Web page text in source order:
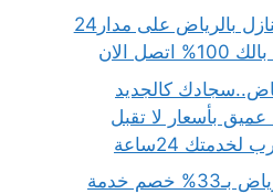
شركة صيانة كهرباء منازل بالرياض على مدار24
الان
كالجديد
عميق بأسعار لا تقبل
24ساعة
شركة تنظيف وتعقيم بالرياض بـ33% خصم خدمة